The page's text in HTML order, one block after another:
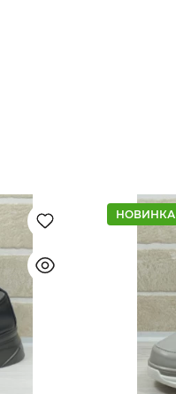
НОВИНКА